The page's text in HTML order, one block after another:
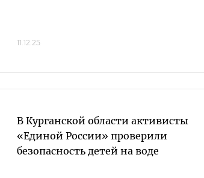
11.12.25
В Курганской области активисты
«Единой России» проверили
безопасность детей на воде